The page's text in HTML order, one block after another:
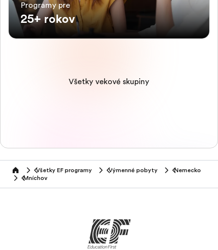
Programy pre
25+ rokov
Všetky vekové skupiny
home Všetky EF programy Výmenné pobyty
Nemecko
Mníchov